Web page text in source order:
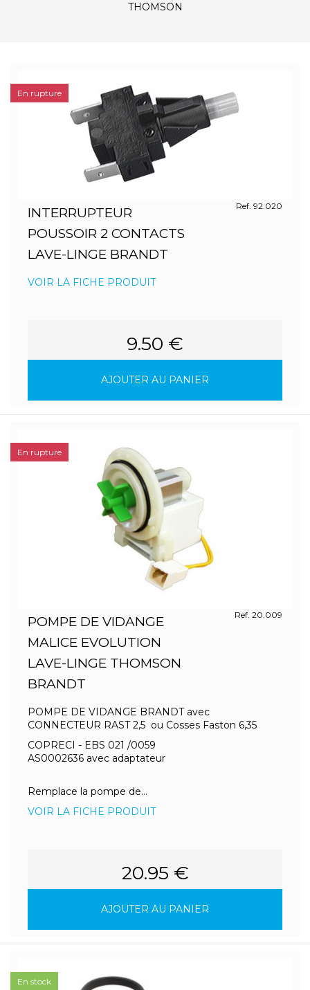
THOMSON
INTERRUPTEUR
POUSSOIR 2 CONTACTS
LAVE-LINGE BRANDT
Ref. 92.020
VOIR LA FICHE PRODUIT
9.50 €
AJOUTER AU PANIER
En rupture
POMPE DE VIDANGE
MALICE EVOLUTION
LAVE-LINGE THOMSON
BRANDT
Ref. 20.009
POMPE DE VIDANGE BRANDT avec
CONNECTEUR RAST 2,5 ou Cosses Faston 6,35
COPRECI - EBS 021 /0059
AS0002636 avec adaptateur
Remplace la pompe de...
VOIR LA FICHE PRODUIT
20.95 €
AJOUTER AU PANIER
En rupture
En stock